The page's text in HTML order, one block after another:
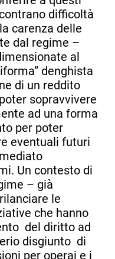
difficoltà
carenza delle
dal regime –
al
denghista
di un reddito
sopravvivere
ad una forma
per poter
eventuali futuri
Un contesto di
– già
le
che hanno
del diritto ad
disgiunto di
per operai e i